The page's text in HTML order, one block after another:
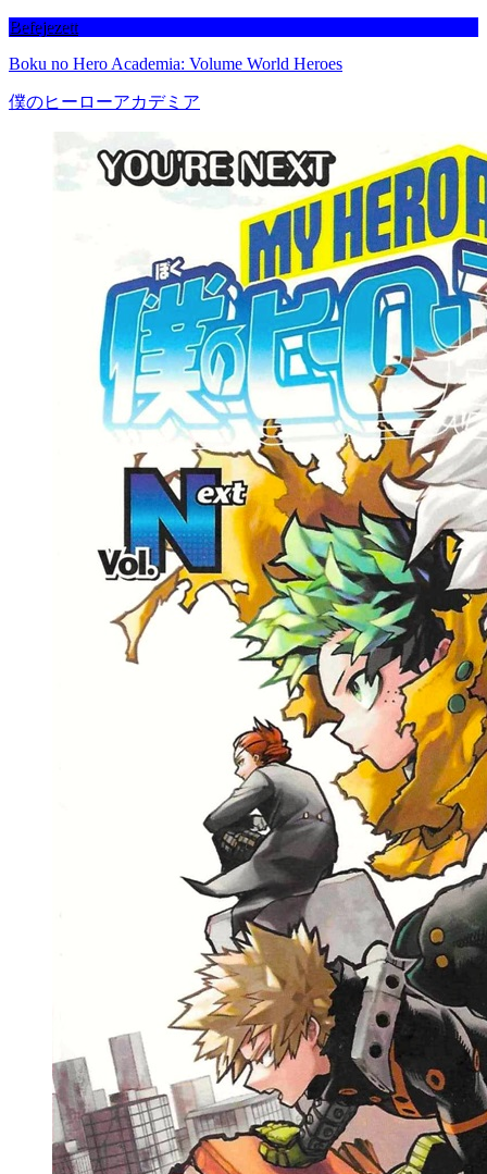
Befejezett
Boku no Hero Academia: Volume World Heroes
僕のヒーローアカデミア